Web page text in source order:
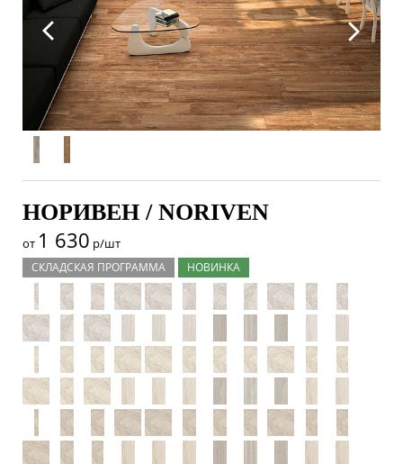
НОРИВЕН / NORIVEN
от 1 630 р/шт
СКЛАДСКАЯ ПРОГРАММА НОВИНКА